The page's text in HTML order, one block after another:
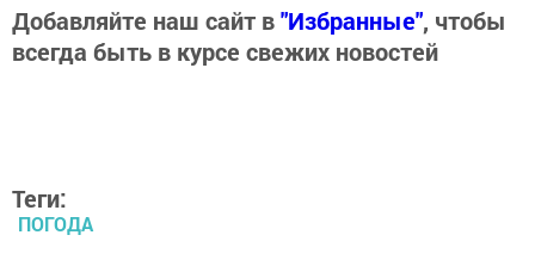
Добавляйте наш сайт в"Избранные", чтобы
всегда быть в курсе свежих новостей
Теги:
ПОГОДА